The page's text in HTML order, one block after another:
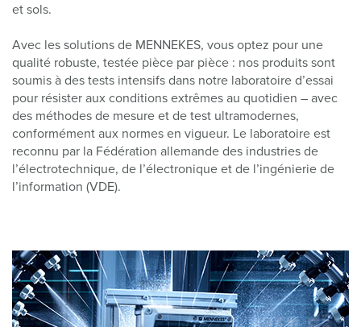
et sols.
Avec les solutions de MENNEKES, vous optez pour une
qualité robuste, testée pièce par pièce : nos produits sont
soumis à des tests intensifs dans notre laboratoire d’essai
pour résister aux conditions extrêmes au quotidien – avec
des méthodes de mesure et de test ultramodernes,
conformément aux normes en vigueur. Le laboratoire est
reconnu par la Fédération allemande des industries de
l’électrotechnique, de l’électronique et de l’ingénierie de
l’information (VDE).